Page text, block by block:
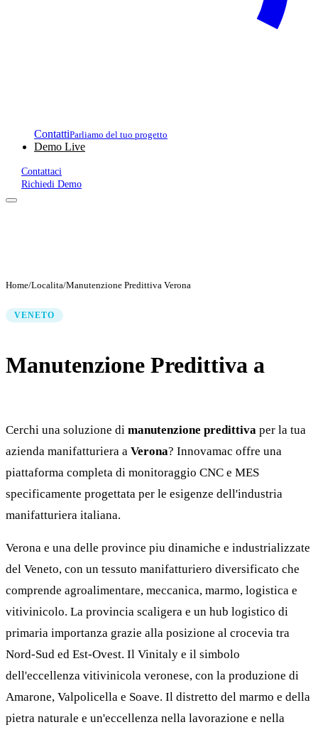
ContattiParliamo del tuo progetto
Demo Live
Contattaci
Richiedi Demo
Home/Localita/Manutenzione Predittiva Verona
VENETO
Manutenzione Predittiva a
Cerchi una soluzione di manutenzione predittiva per la tua
azienda manifatturiera a Verona? Innovamac offre una
piattaforma completa di monitoraggio CNC e MES
specificamente progettata per le esigenze dell'industria
manifatturiera italiana.
Verona e una delle province piu dinamiche e industrializzate
del Veneto, con un tessuto manifatturiero diversificato che
comprende agroalimentare, meccanica, marmo, logistica e
vitivinicolo. La provincia scaligera e un hub logistico di
primaria importanza grazie alla posizione al crocevia tra
Nord-Sud ed Est-Ovest. Il Vinitaly e il simbolo
dell'eccellenza vitivinicola veronese, con la produzione di
Amarone, Valpolicella e Soave. Il distretto del marmo e della
pietra naturale e un'eccellenza nella lavorazione e nella